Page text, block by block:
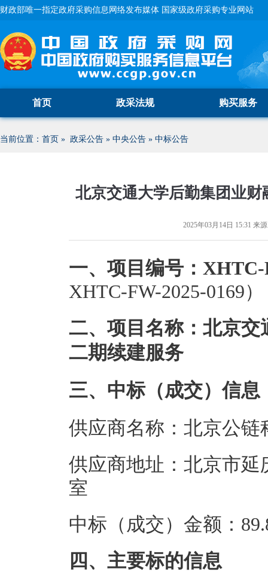
财政部唯一指定政府采购信息网络发布媒体 国家级政府采购专业网站
首页 政采法规 购买服务
当前位置： 首页 » 政采公告 » 中央公告 » 中标公告
北京交通大学后勤集团业
2025年03月14日 15:31 来
一、项目编号：XHTC-
XHTC-FW-2025-0169）
二、项目名称：北京
二期续建服务
三、中标（成交）信息
供应商名称：北京公链
供应商地址：北京市延
室
中标（成交）金额：
四、主要标的信息